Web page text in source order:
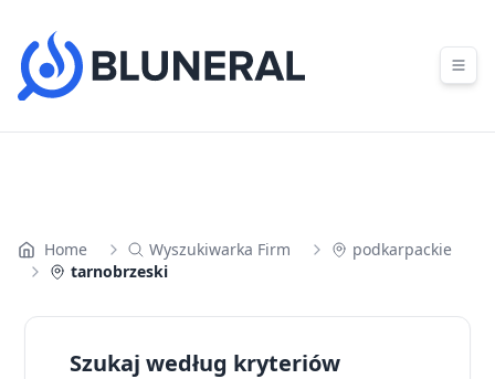
Home Wyszukiwarka Firm
podkarpackie
tarnobrzeski
Szukaj według kryteriów